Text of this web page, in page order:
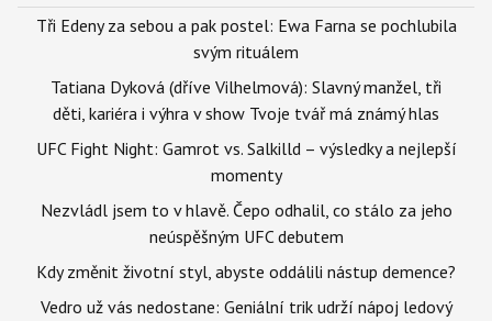
Tři Edeny za sebou a pak postel: Ewa Farna se pochlubila
svým rituálem
Tatiana Dyková (dříve Vilhelmová): Slavný manžel, tři
děti, kariéra i výhra v show Tvoje tvář má známý hlas
UFC Fight Night: Gamrot vs. Salkilld – výsledky a nejlepší
momenty
Nezvládl jsem to v hlavě. Čepo odhalil, co stálo za jeho
neúspěšným UFC debutem
Kdy změnit životní styl, abyste oddálili nástup demence?
Vedro už vás nedostane: Geniální trik udrží nápoj ledový